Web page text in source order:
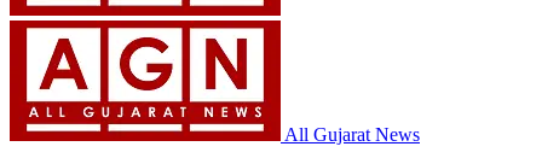
All Gujarat News